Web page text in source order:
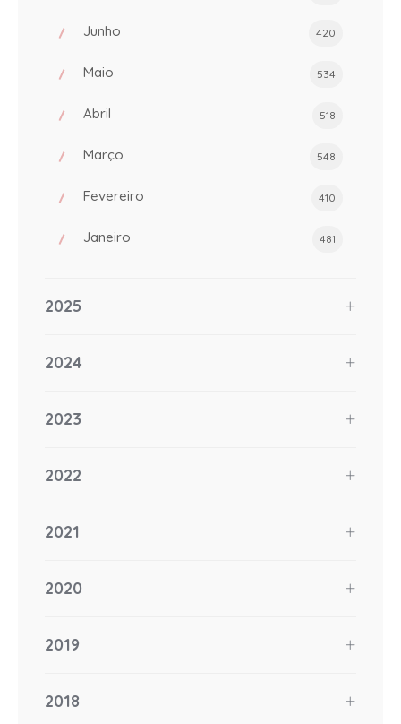
Junho 420
Maio 534
Abril 518
Março 548
Fevereiro 410
Janeiro 481
2025
2024
2023
2022
2021
2020
2019
2018